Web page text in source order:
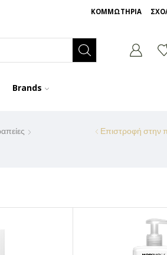
ΚΟΜΜΩΤΗΡΙΑ
Brands
Επιστροφή στην